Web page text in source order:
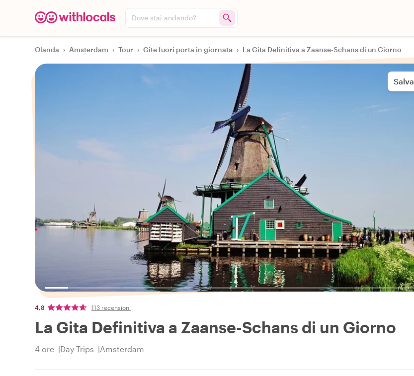
Dove stai andando?
Olanda › Amsterdam › Tour › Gite fuori porta in giornata › La Gita Definitiva a Zaanse-Schans di un Giorno
Salva
4,8 113 recensioni
La Gita Definitiva a Zaanse-Schans di un Giorno
4 ore Day Trips Amsterdam